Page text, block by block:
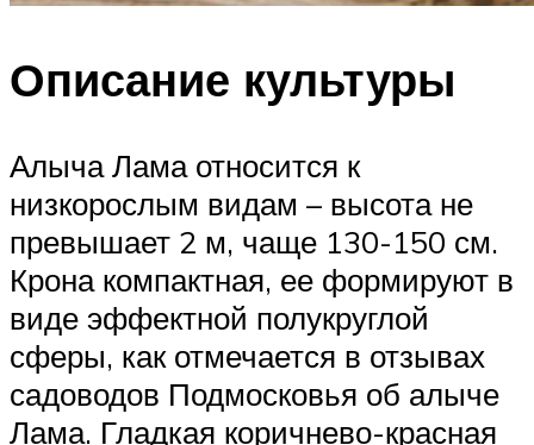
Описание культуры
Алыча Лама относится к
низкорослым видам – высота не
превышает 2 м, чаще 130-150 см.
Крона компактная, ее формируют в
виде эффектной полукруглой
сферы, как отмечается в отзывах
садоводов Подмосковья об алыче
Лама. Гладкая коричнево-красная